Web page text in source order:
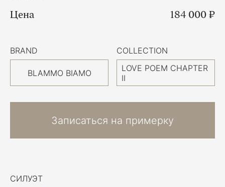
СИЛУЭТ
Цена 184 000 ₽
BRAND
BLAMMO BIAMO
COLLECTION
LOVE POEM CHAPTER
II
Записаться на примерку